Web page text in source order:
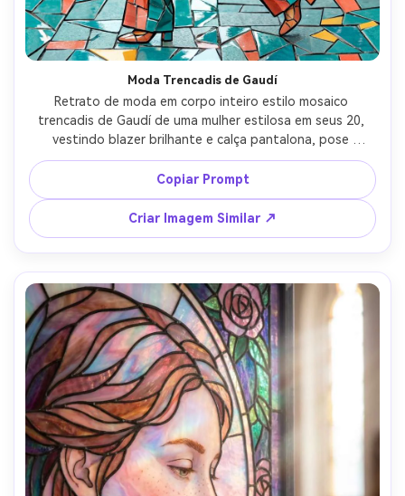
Moda Trencadis de Gaudí
Retrato de moda em corpo inteiro estilo mosaico
trencadis de Gaudí de uma mulher estilosa em seus 20,
vestindo blazer brilhante e calça pantalona, pose
dinâmica caminhando, cacos de cerâmica quebrada com
destaque brilhante, cores saturadas de verde-água, coral
e amarelo-sol, cenário divertido das ruas de Barcelona
simplificado em formas de azulejo, contornos ousados,
composição energética, bordas detalhadas dos cacos,
vibe de pôster de arte moderna, lente 85mm,
profundidade de campo rasa --ar 4:5
Copiar Prompt
Criar Imagem Similar ↗